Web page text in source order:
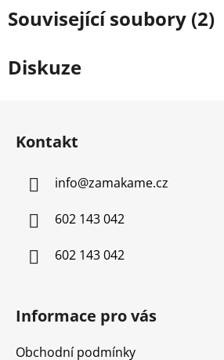
Související soubory (2)
Diskuze
Kontakt
info@zamakame.cz
602 143 042
602 143 042
Informace pro vás
Obchodní podmínky